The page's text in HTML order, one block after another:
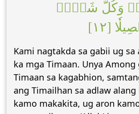
وَكُلَّ شَيۡءٖ
[١٢]
Kami nagtakda sa gabii ug sa
ka mga Timaan. Unya Among
Timaan sa kagabhion,
ang Timailhan sa adlaw
kamo makakita, ug aron